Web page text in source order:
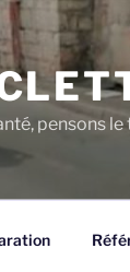
pensons